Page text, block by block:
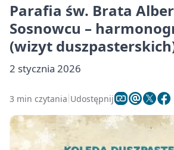
Parafia św. Brata
Sosnowcu –
(wizyt
2 stycznia 2026
3 min czytania Udostępnij